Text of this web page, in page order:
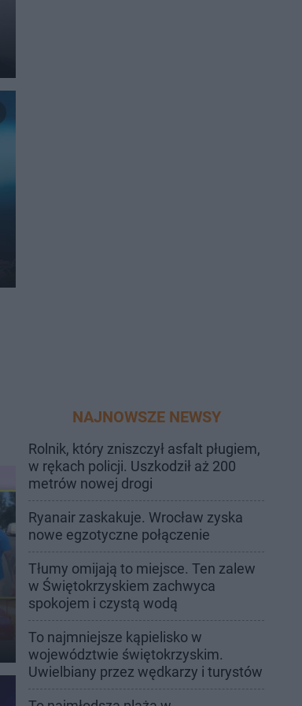
NAJNOWSZE NEWSY
Rolnik, który zniszczył asfalt pługiem,
w rękach policji. Uszkodził aż 200
metrów nowej drogi
Ryanair zaskakuje. Wrocław zyska
nowe egzotyczne połączenie
Tłumy omijają to miejsce. Ten zalew
w Świętokrzyskiem zachwyca
spokojem i czystą wodą
To najmniejsze kąpielisko w
województwie świętokrzyskim.
Uwielbiany przez wędkarzy i turystów